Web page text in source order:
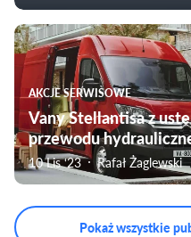
AKCJE SERWISOWE
Vany Stellantisa z
przewodu
10 Lis ‘23 Rafał Żaglewski
Pokaż wszystkie